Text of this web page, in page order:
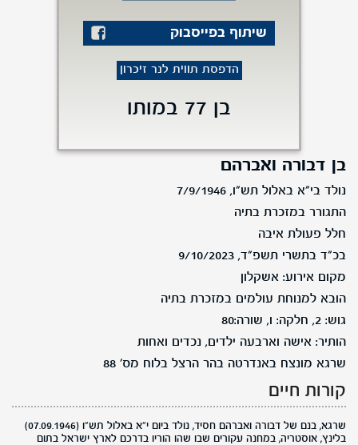
שיתוף בפייסבוק
הדפסת תווית לנר זיכרון
בן 77 במותו
בן דבורה ואברהם
נולד בי"א באלול תש"ו, 7/9/1946
התגורר במזכרת בתיה
חלל פעולת איבה
בכ"ד בתשרי תשפ"ד, 9/10/2023
מקום אירוע: אשקלון
הובא למנוחת עולמים במזכרת בתיה
גוש: 2, חלקה: ו, שורה:80
הותיר: אישה וארבעה ילדים, נכדים ואחות
שרגא מונצח באנדרטה בהר הרצל בלוח מס' 88
קורות חיים
שרגא, בנם של דבורה ואברהם חסיד, נולד ביום י"א באלול תש"ו (07.09.1946)
בלינץ, אוסטריה, במחנה עקורים שבו שהו הוריו בדרכם לארץ ישראל בתום